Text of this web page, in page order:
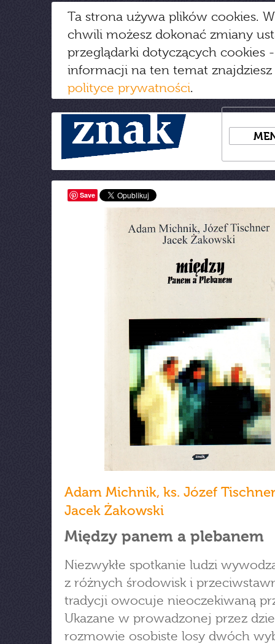
Ta strona używa plików cookies.
chwili możesz dokonać zmiany
przeglądarki dotyczących cookies
informacji na ten temat
polityce prywatności.
Save
Adam Michnik, ks. Józef Tischner
Jacek Żakowski
Między panem a plebanem
Niezwykłe spotkanie ludzi
z różnych środowisk i
tradycji owocuje nieoczekiwaną
Ukazane w prowadzonej przez
rozmowie osobiste losy dwóch